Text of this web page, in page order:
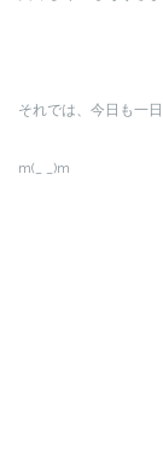
それでは、今日も一
m(_ _)m